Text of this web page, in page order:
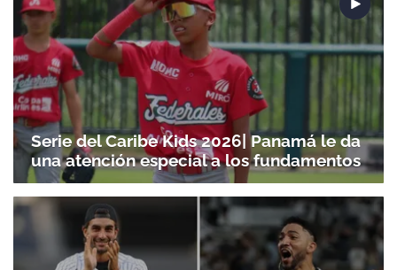
Serie del Caribe Kids 2026| Panamá le da
una atención especial a los fundamentos